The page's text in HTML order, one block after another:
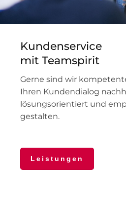
Kundenservice
mit Teamspirit
Gerne sind wir
Ihren Kundendialog
lösungsorientiert und
gestalten.
Leistungen